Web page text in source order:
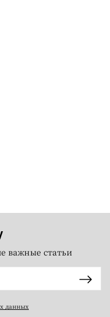
важные статьи
данных